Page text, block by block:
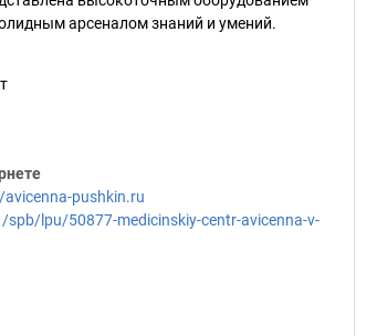
арсеналом знаний и умений.
avicenna-pushkin.ru
/spb/lpu/50877-medicinskiy-centr-avicenna-v-